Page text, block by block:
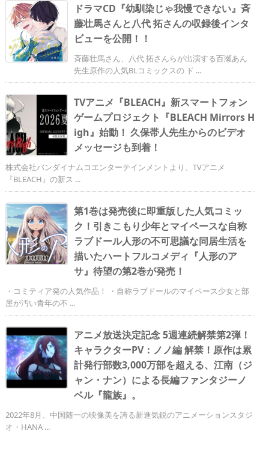
ドラマCD『幼馴染じゃ我慢できない』斉
藤壮馬さんと八代 拓さんの収録後インタ
ビューを公開！！
斉藤壮馬さん、八代 拓さんらが出演する百瀬あん
先生原作の人気BLコミックスの ド ...
TVアニメ『BLEACH』新スマートフォン
ゲームプロジェクト『BLEACH Mirrors H
igh』始動！ 久保帯人先生からのビデオ
メッセージも到着！
株式会社バンダイナムコエンターテインメントより、TVアニメ
『BLEACH』の新ス ...
第1巻は発売後に即重版した人気コミッ
ク！引きこもり少年とマイペースな自称
ラブドール人形の不可思議な同居生活を
描いたハートフルコメディ『人形のア
サ』待望の第2巻が発売！
・コミティア発の人気作品！ ・自称ラブドールのマイペース少女と部
屋が汚い青年の不 ...
アニメ放送決定記念 5週連続解禁第2弾！
キャラクターPV：ノノ編 解禁！原作は累
計発行部数3,000万部を超える、江南（ジ
ャン・ナン）による長編ファンタジーノ
ベル『龍族』。
2022年8月、中国随一の映像美を誇る新進気鋭のアニメーションスタジ
オ・HANA ...